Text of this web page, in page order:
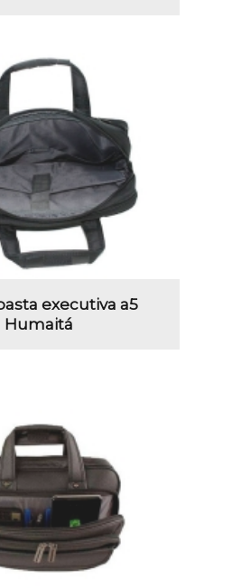
executiva a5
Humaitá